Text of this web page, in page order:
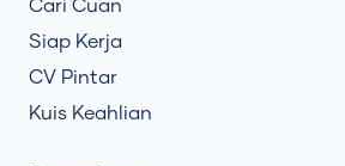
Cari Cuan
Siap Kerja
CV Pintar
Kuis Keahlian